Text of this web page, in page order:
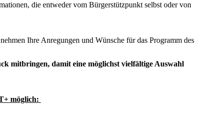
die entweder vom Bürgerstützpunkt selbst oder von
Ihre Anregungen und Wünsche für das Programm des
mitbringen, damit eine möglichst vielfältige Auswahl
möglich: